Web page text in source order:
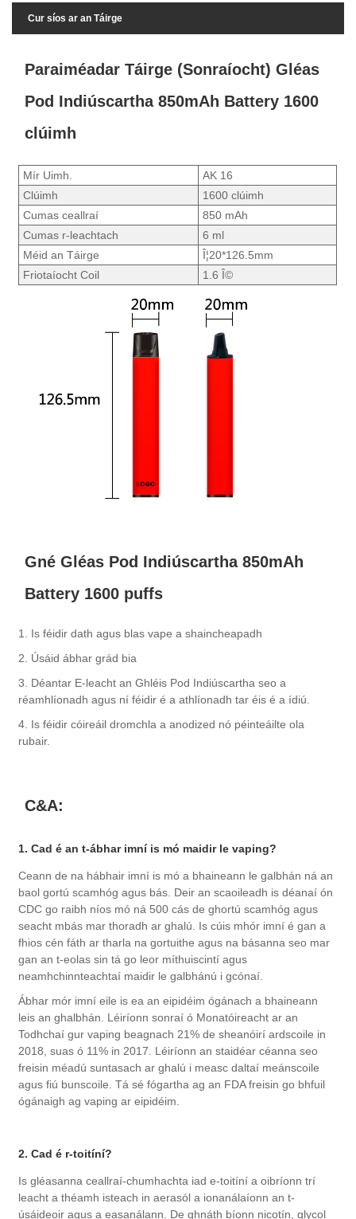
Cur síos ar an Táirge
Paraiméadar Táirge (Sonraíocht) Gléas
Pod Indiúscartha 850mAh Battery 1600
clúimh
Mír Uimh.
AK 16
Clúimh
1600 clúimh
Cumas ceallraí
850 mAh
Cumas r-leachtach
6 ml
Méid an Táirge
Î¦20*126.5mm
Friotaíocht Coil
1.6 Î©
Gné Gléas Pod Indiúscartha 850mAh
Battery 1600 puffs
1. Is féidir dath agus blas vape a shaincheapadh
2. Úsáid ábhar grád bia
3. Déantar E-leacht an Ghléis Pod Indiúscartha seo a
réamhlíonadh agus ní féidir é a athlíonadh tar éis é a ídiú.
4. Is féidir cóireáil dromchla a anodized nó péinteáilte ola
rubair.
C&A:
1. Cad é an t-ábhar imní is mó maidir le vaping?
Ceann de na hábhair imní is mó a bhaineann le galbhán ná an
baol gortú scamhóg agus bás. Deir an scaoileadh is déanaí ón
CDC go raibh níos mó ná 500 cás de ghortú scamhóg agus
seacht mbás mar thoradh ar ghalú. Is cúis mhór imní é gan a
fhios cén fáth ar tharla na gortuithe agus na básanna seo mar
gan an t-eolas sin tá go leor míthuiscintí agus
neamhchinnteachtaí maidir le galbhánú i gcónaí.
Ábhar mór imní eile is ea an eipidéim ógánach a bhaineann
leis an ghalbhán. Léiríonn sonraí ó Monatóireacht ar an
Todhchaí gur vaping beagnach 21% de sheanóirí ardscoile in
2018, suas ó 11% in 2017. Léiríonn an staidéar céanna seo
freisin méadú suntasach ar ghalú i measc daltaí meánscoile
agus fiú bunscoile. Tá sé fógartha ag an FDA freisin go bhfuil
ógánaigh ag vaping ar eipidéim.
2. Cad é r-toitíní?
Is gléasanna ceallraí-chumhachta iad e-toitíní a oibríonn trí
leacht a théamh isteach in aerasól a ionanálaíonn an t-
úsáideoir agus a easanálann. De ghnáth bíonn nicotín, glycol